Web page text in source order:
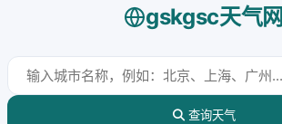
gskgsc天气网
查询天气